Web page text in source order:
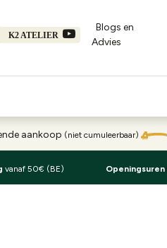
K2 ATELIER
Blogs en
Advies​
aankoop (niet cumuleerbaar)
vanaf 50€ (BE) Openingsuren